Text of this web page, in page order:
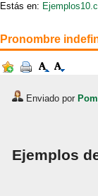
Estás en:
Pronombre
Enviado por
Ejemplos